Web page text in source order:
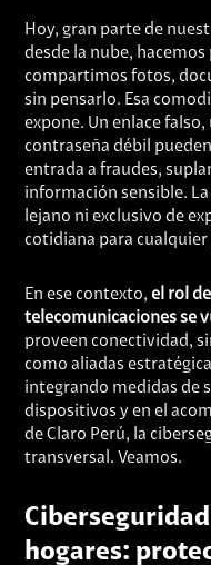
Hoy, gran parte de
desde la nube, hacemos
compartimos fotos,
sin pensarlo. Esa
expone. Un enlace
contraseña débil
entrada a fraudes,
información sensible.
lejano ni exclusivo de
cotidiana para
En ese contexto,el rol
telecomunicaciones se
proveen conectividad,
como aliadas
integrando medidas de
dispositivos y en el
de Claro Perú, la
transversal. Veamos.
hogares: